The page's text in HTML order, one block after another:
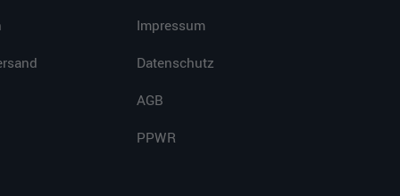
Impressum
Datenschutz
AGB
PPWR